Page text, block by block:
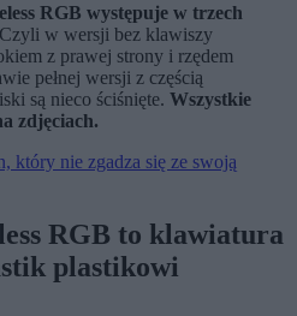
RGB występuje w trzech
w wersji bez klawiszy
z prawej strony i rzędem
pełnej wersji z częścią
są nieco ściśnięte. Wszystkie
zdjęciach.
który nie zgadza się ze swoją
RGB to klawiatura
plastikowi